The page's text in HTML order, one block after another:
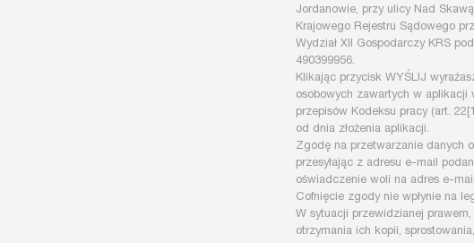
Jordanowie, przy ulicy Nad
Krajowego Rejestru Sądowego
Wydział XII Gospodarczy KRS
490399956.
Klikając przycisk WYŚLIJ
osobowych zawartych w aplikacji
przepisów Kodeksu pracy (art.
od dnia złożenia aplikacji.
Zgodę na przetwarzanie danych
przesyłając z adresu e-mail
oświadczenie woli na adres e-
Cofnięcie zgody nie wpłynie na
W sytuacji przewidzianej
otrzymania ich kopii,